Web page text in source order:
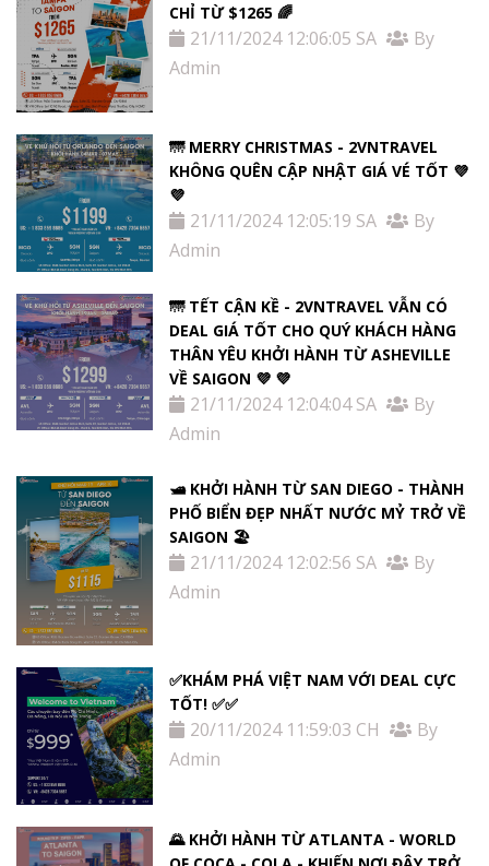
CHỈ TỪ $1265 🌈
21/11/2024 12:06:05 SA
By
Admin
🌁 MERRY CHRISTMAS - 2VNTRAVEL
KHÔNG QUÊN CẬP NHẬT GIÁ VÉ TỐT 💜
💜
21/11/2024 12:05:19 SA
By
Admin
🌁 TẾT CẬN KỀ - 2VNTRAVEL VẪN CÓ
DEAL GIÁ TỐT CHO QUÝ KHÁCH HÀNG
THÂN YÊU KHỞI HÀNH TỪ ASHEVILLE
VỀ SAIGON 💜 💜
21/11/2024 12:04:04 SA
By
Admin
🛥️ KHỞI HÀNH TỪ SAN DIEGO - THÀNH
PHỐ BIỂN ĐẸP NHẤT NƯỚC MỶ TRỞ VỀ
SAIGON 🏖️
21/11/2024 12:02:56 SA
By
Admin
✅KHÁM PHÁ VIỆT NAM VỚI DEAL CỰC
TỐT! ✅✅
20/11/2024 11:59:03 CH
By
Admin
🌄 KHỞI HÀNH TỪ ATLANTA - WORLD